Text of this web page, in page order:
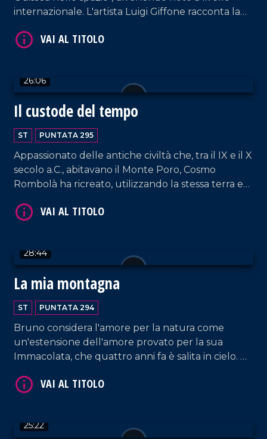
internazionale. L'artista Luigi Giffone racconta la
rientro nella sua Tropea.
26:06
Il custode del tempo
ST PUNTATA 295
Appassionato delle antiche civiltà che, tra il IX e il X
secolo a.C., abitavano il Monte Poro, Cosmo
Rombolà ha ricreato, utilizzando la stessa terra e
rinvenuti nelle tombe della necropoli scoperta
28:44
La mia montagna
ST PUNTATA 294
Bruno considera l'amore per la natura come
un'estensione dell'amore provato per la sua
Immacolata, che quattro anni fa è salita in cielo. Da
circondato dall'affetto dei suoi animali e
25:22
VAI AL TITOLO